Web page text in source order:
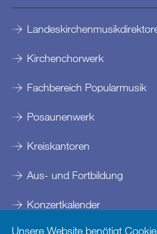
Kirchenchorwerk
Fachbereich Popularmusik
Posaunenwerk
Kreiskantoren
Aus- und Fortbildung
Konzertkalender
Unsere Website benötigt